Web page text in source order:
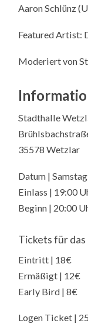
Aaron Schlünz
Featured Artist:
Moderiert von
Stadthalle
35578 Wetzlar
Datum |
Einlass | 19:00
Beginn | 20:00
Tickets für das
Eintritt | 18€
Ermäßigt | 12€
Early Bird | 8€
Logen Ticket |